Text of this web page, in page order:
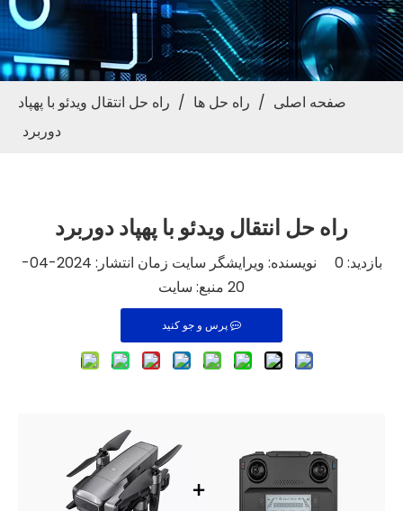
صفحه اصلی / راه حل ها / راه حل انتقال ویدئو با پهپاد
دوربرد
راه حل انتقال ویدئو با پهپاد دوربرد
بازدید:0
نویسنده: ویرایشگر سایت زمان انتشار: 2024-04-
20 منبع:
سایت
پرس و جو کنید